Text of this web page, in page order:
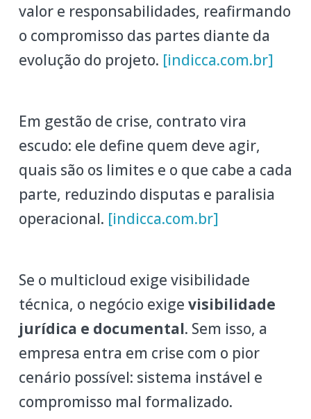
valor e responsabilidades, reafirmando
o compromisso das partes diante da
evolução do projeto. [indicca.com.br]
Em gestão de crise, contrato vira
escudo: ele define quem deve agir,
quais são os limites e o que cabe a cada
parte, reduzindo disputas e paralisia
operacional. [indicca.com.br]
Se o multicloud exige visibilidade
técnica, o negócio exige visibilidade
jurídica e documental. Sem isso, a
empresa entra em crise com o pior
cenário possível: sistema instável e
compromisso mal formalizado.